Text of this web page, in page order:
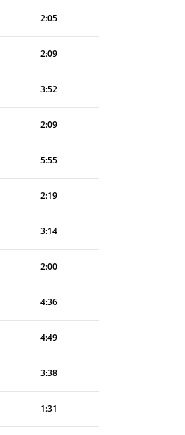
2:05
2:09
3:52
2:09
5:55
2:19
3:14
2:00
4:36
4:49
3:38
1:31